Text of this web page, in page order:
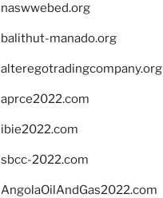
naswwebed.org
balithut-manado.org
alteregotradingcompany.org
aprce2022.com
ibie2022.com
sbcc-2022.com
AngolaOilAndGas2022.com